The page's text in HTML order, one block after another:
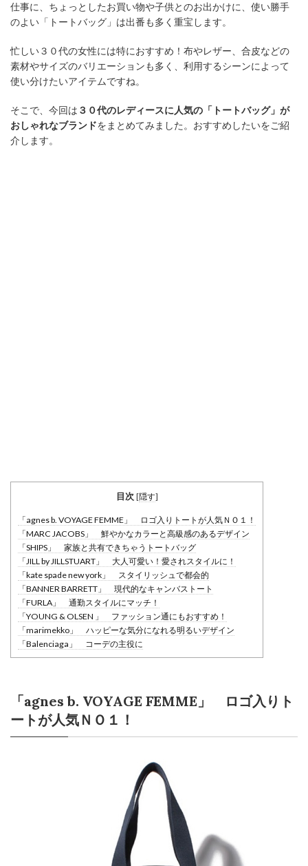
仕事に、ちょっとしたお買い物や子供とのお出かけに、使い勝手
のよい「トートバッグ」は出番も多く重宝します。
忙しい３０代の女性には特におすすめ！布やレザー、合皮などの
素材やサイズのバリエーションも多く、利用するシーンによって
使い分けたいアイテムですね。
そこで、今回は ３０代のレディースに人気の「トートバッグ」が
おしゃれなブランドをまとめてみました。おすすめしたいをご紹
介します。
目次 [隠す]
「agnes b. VOYAGE FEMME」 ロゴ入りトートが人気ＮＯ１！
「MARC JACOBS」 鮮やかなカラーと高級感のあるデザイン
「SHIPS」 家族と共有できちゃうトートバッグ
「JILL by JILLSTUART」 大人可愛い！愛されスタイルに！
「kate spade new york」 スタイリッシュで都会的
「BANNER BARRETT」 現代的なキャンバストート
「FURLA」 通勤スタイルにマッチ！
「YOUNG & OLSEN 」 ファッション通にもおすすめ！
「marimekko」 ハッピーな気分になれる明るいデザイン
「Balenciaga」 コーデの主役に
「agnes b. VOYAGE FEMME」 ロゴ入りト
ートが人気ＮＯ１！